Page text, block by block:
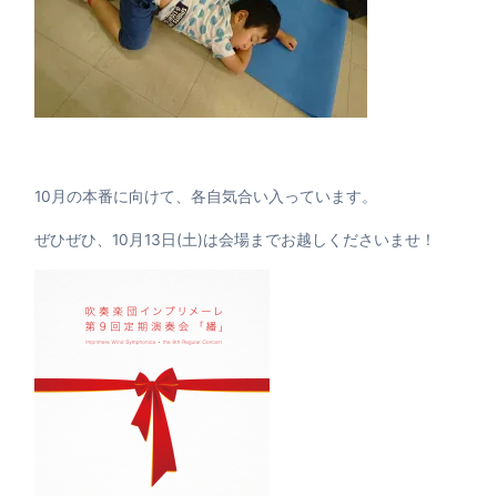
10月の本番に向けて、各自気合い入っています。
ぜひぜひ、10月13日(土)は会場までお越しくださいませ！